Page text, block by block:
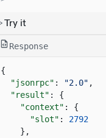
Try it
Response
{
"jsonrpc" : "2.0" ,
"result" : {
"context" : {
"slot" :
2792
},